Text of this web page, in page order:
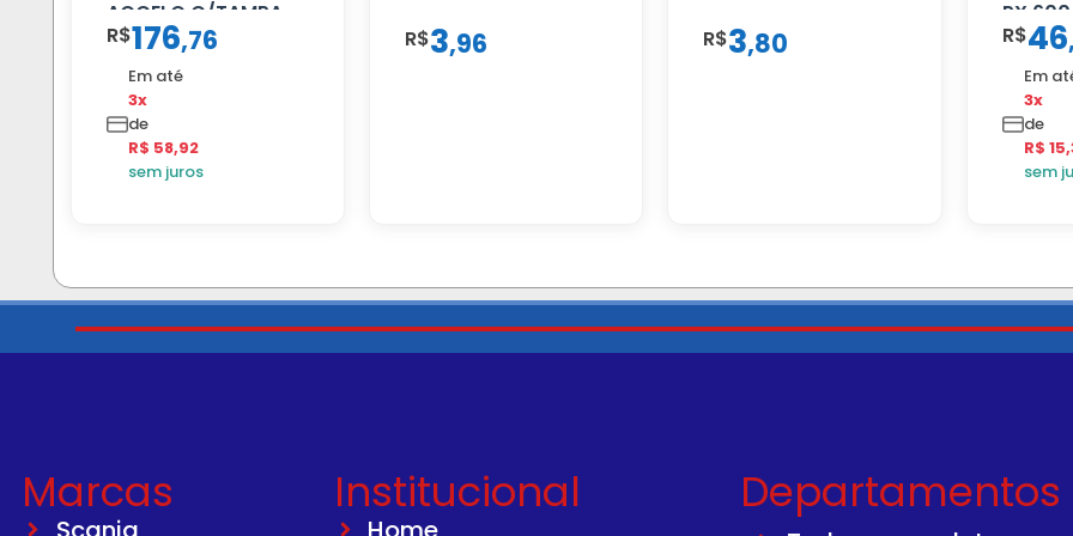
ACCELO C/TAMPA
R$176,76
Em até
3x
de
R$ 58,92
sem juros
R$3,96
R$3,80
PX 600
PRETA
R$46,
Em
3x
de
R$
sem
Marcas Institucional Departamentos